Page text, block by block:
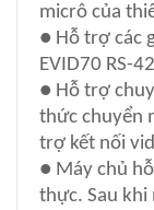
micrô của
● Hỗ trợ các
EVID70 RS-
● Hỗ trợ
thức chuyển
trợ kết nối
● Máy chủ
thực. Sau khi